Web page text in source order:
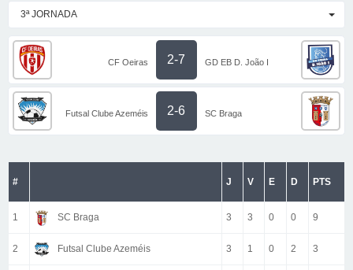
3ª JORNADA
CF Oeiras 2-7 GD EB D. João I
Futsal Clube Azeméis 2-6 SC Braga
# J V E D PTS
1 SC Braga 3 3 0 0 9
2 Futsal Clube Azeméis 3 1 0 2 3